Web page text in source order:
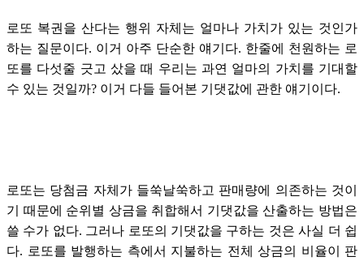
로또 복권을 산다는 행위 자체는 얼마나 가치가 있는 것인가
하는 질문이다. 이거 아주 단순한 얘기다. 한줄에 천원하는 로
또를 다섯줄 긋고 샀을 때 우리는 과연 얼마의 가치를 기대할
수 있는 것일까? 이거 다들 들어본 기댓값에 관한 얘기이다.
로또는 당첨금 자체가 들쑥날쑥하고 판매량에 의존하는 것이
기 때문에 순위별 상금을 취합해서 기댓값을 산출하는 방법은
쓸 수가 없다. 그러나 로또의 기댓값을 구하는 것은 사실 더 쉽
다. 로또를 발행하는 측에서 지불하는 전체 상금의 비율이 판